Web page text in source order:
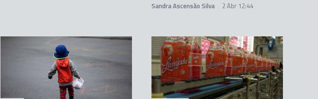
Sandra Ascensão Silva 2 Abr 12:44